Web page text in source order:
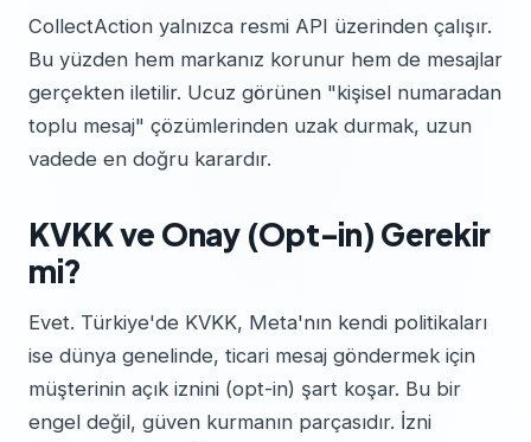
CollectAction yalnızca resmi API üzerinden çalışır.
Bu yüzden hem markanız korunur hem de mesajlar
gerçekten iletilir. Ucuz görünen "kişisel numaradan
toplu mesaj" çözümlerinden uzak durmak, uzun
vadede en doğru karardır.
KVKK ve Onay (Opt-in) Gerekir
mi?
Evet. Türkiye'de KVKK, Meta'nın kendi politikaları
ise dünya genelinde, ticari mesaj göndermek için
müşterinin açık iznini (opt-in) şart koşar. Bu bir
engel değil, güven kurmanın parçasıdır. İzni